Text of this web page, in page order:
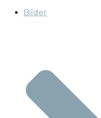
Bilder